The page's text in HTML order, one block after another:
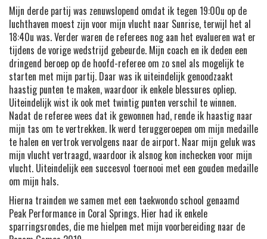
Mijn derde partij was zenuwslopend omdat ik tegen 19:00u op de
luchthaven moest zijn voor mijn vlucht naar Sunrise, terwijl het al
18:40u was. Verder waren de referees nog aan het evalueren wat er
tijdens de vorige wedstrijd gebeurde. Mijn coach en ik deden een
dringend beroep op de hoofd-referee om zo snel als mogelijk te
starten met mijn partij. Daar was ik uiteindelijk genoodzaakt
haastig punten te maken, waardoor ik enkele blessures opliep.
Uiteindelijk wist ik ook met twintig punten verschil te winnen.
Nadat de referee wees dat ik gewonnen had, rende ik haastig naar
mijn tas om te vertrekken. Ik werd teruggeroepen om mijn medaille
te halen en vertrok vervolgens naar de airport. Naar mijn geluk was
mijn vlucht vertraagd, waardoor ik alsnog kon inchecken voor mijn
vlucht. Uiteindelijk een succesvol toernooi met een gouden medaille
om mijn hals.
Hierna trainden we samen met een taekwondo school genaamd
Peak Performance in Coral Springs. Hier had ik enkele
sparringsrondes, die me hielpen met mijn voorbereiding naar de